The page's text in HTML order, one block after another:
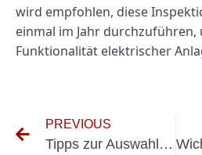
wird empfohlen, diese
einmal im Jahr durchzuführen,
Funktionalität elektrischer
PREVIOUS
Tipps zur Auswahl des richtigen Anbieters für elektrische Prüfungen VDE